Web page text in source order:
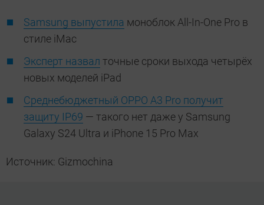
Samsung выпустила моноблок All-In-One Pro в
стиле iMac
Эксперт назвал точные сроки выхода четырёх
новых моделей iPad
Среднебюджетный OPPO A3 Pro получит
защиту IP69 — такого нет даже у Samsung
Galaxy S24 Ultra и iPhone 15 Pro Max
Источник: Gizmochina